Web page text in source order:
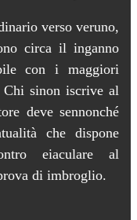
verso veruno,
circa il inganno
con i maggiori
Chi sinon iscrive al
deve sennonché
che dispone
eiaculare al
di imbroglio.